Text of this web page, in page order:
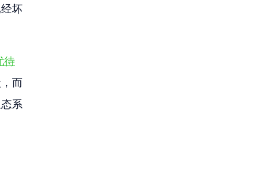
坏
待
而
系